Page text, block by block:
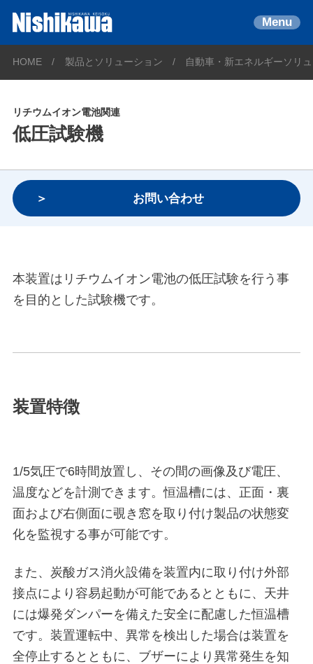
Menu
HOME 製品とソリューション 自動車・新エネルギーソリ
リチウムイオン電池関連
低圧試験機
お問い合わせ
本装置はリチウムイオン電池の低圧試験を行う事
を目的とした試験機です。
装置特徴
1/5気圧で6時間放置し、その間の画像及び電圧、
温度などを計測できます。恒温槽には、正面・裏
面および右側面に覗き窓を取り付け製品の状態変
化を監視する事が可能です。
また、炭酸ガス消火設備を装置内に取り付け外部
接点により容易起動が可能であるとともに、天井
には爆発ダンパーを備えた安全に配慮した恒温槽
です。装置運転中、異常を検出した場合は装置を
全停止するとともに、ブザーにより異常発生を知